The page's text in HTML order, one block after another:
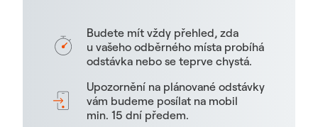
Budete mít vždy přehled, zda
u vašeho odběrného místa probíhá
odstávka nebo se teprve chystá.
Upozornění na plánované odstávky
vám budeme posílat na mobil
min. 15 dní předem.